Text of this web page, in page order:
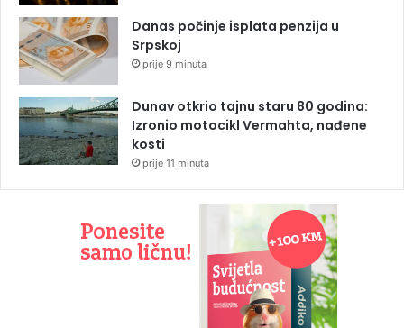
Danas počinje isplata penzija u
Srpskoj
prije 9 minuta
Dunav otkrio tajnu staru 80 godina:
Izronio motocikl Vermahta, nađene
kosti
prije 11 minuta